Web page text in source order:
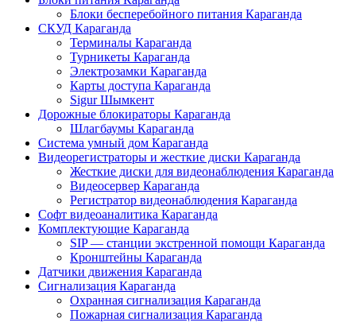
Блоки бесперебойного питания Караганда
СКУД Караганда
Терминалы Караганда
Турникеты Караганда
Электрозамки Караганда
Карты доступа Караганда
Sigur Шымкент
Дорожные блокираторы Караганда
Шлагбаумы Караганда
Система умный дом Караганда
Видеорегистраторы и жесткие диски Караганда
Жесткие диски для видеонаблюдения Караганда
Видеосервер Караганда
Регистратор видеонаблюдения Караганда
Софт видеоаналитика Караганда
Комплектующие Караганда
SIP — станции экстренной помощи Караганда
Кронштейны Караганда
Датчики движения Караганда
Сигнализация Караганда
Охранная сигнализация Караганда
Пожарная сигнализация Караганда